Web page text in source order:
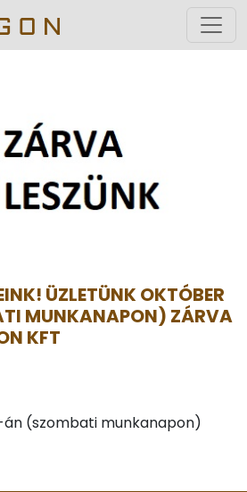
ÜZLETÜNK OKTÓBER
MUNKANAPON) ZÁRVA
KFT
(szombati munkanapon)